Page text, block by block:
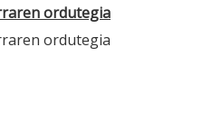
ordutegia
ordutegia